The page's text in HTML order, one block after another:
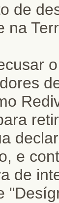
de
na
e
de